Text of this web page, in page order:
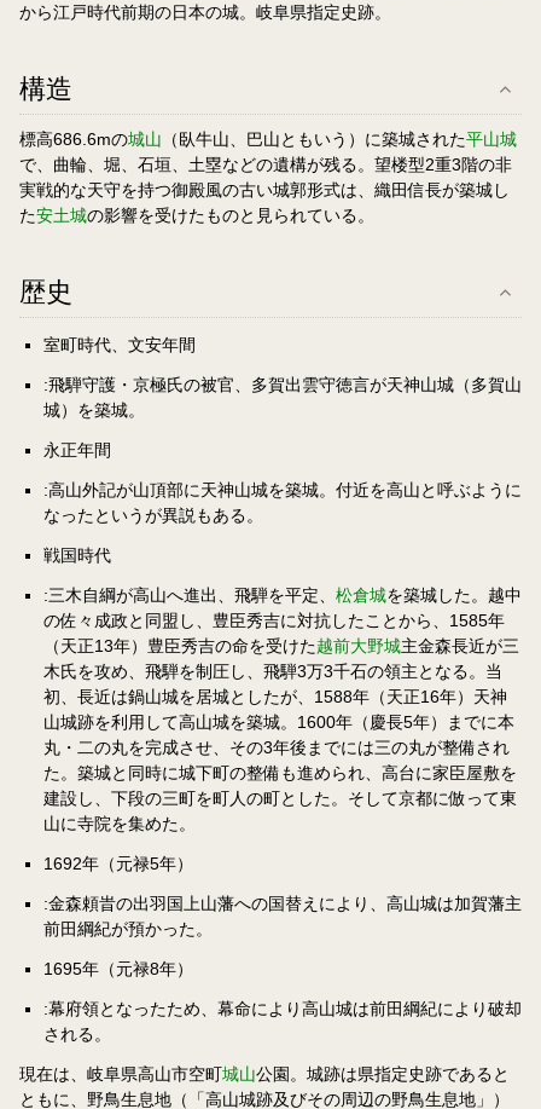
から江戸時代前期の日本の城。岐阜県指定史跡。
構造
標高686.6mの城山 （臥牛山、巴山ともいう）に築城された平山城
で、曲輪、堀、石垣、土塁などの遺構が残る。望楼型2重3階の非
実戦的な天守を持つ御殿風の古い城郭形式は、織田信長が築城し
た安土城の影響を受けたものと見られている。
歴史
室町時代、文安年間
:飛騨守護・京極氏の被官、多賀出雲守徳言が天神山城（多賀山
城）を築城。
永正年間
:高山外記が山頂部に天神山城を築城。付近を高山と呼ぶように
なったというが異説もある。
戦国時代
:三木自綱が高山へ進出、飛騨を平定、 松倉城を築城した。越中
の佐々成政と同盟し、豊臣秀吉に対抗したことから、1585年
（天正13年）豊臣秀吉の命を受けた越前大野城主金森長近が三
木氏を攻め、飛騨を制圧し、飛騨3万3千石の領主となる。当
初、長近は鍋山城を居城としたが、1588年（天正16年）天神
山城跡を利用して高山城を築城。1600年（慶長5年）までに本
丸・二の丸を完成させ、その3年後までには三の丸が整備され
た。築城と同時に城下町の整備も進められ、高台に家臣屋敷を
建設し、下段の三町を町人の町とした。そして京都に倣って東
山に寺院を集めた。
1692年（元禄5年）
:金森頼旹の出羽国上山藩への国替えにより、高山城は加賀藩主
前田綱紀が預かった。
1695年（元禄8年）
:幕府領となったため、幕命により高山城は前田綱紀により破却
される。
現在は、岐阜県高山市空町城山公園。城跡は県指定史跡であると
ともに、野鳥生息地（「高山城跡及びその周辺の野鳥生息地」）